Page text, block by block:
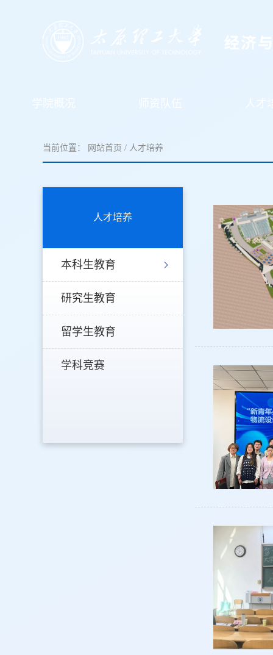
学院概况 师资队伍 人才
当前位置： 网站首页 / 人才培养
人才培养
本科生教育
研究生教育
留学生教育
学科竞赛